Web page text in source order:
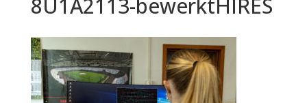
8U1A2113-bewerktHIRES